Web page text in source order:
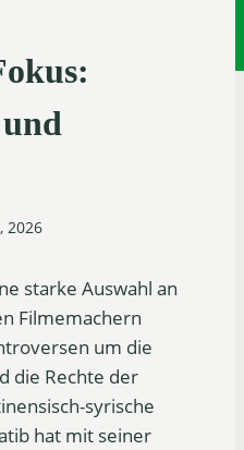
2026
starke Auswahl an
Filmemachern
um die
die Rechte der
syrische
hat mit seiner